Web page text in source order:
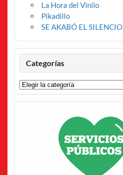
La Hora del Vinilo
Pikadillo
SE AKABÓ EL SILENCIO
Categorías
Categorías